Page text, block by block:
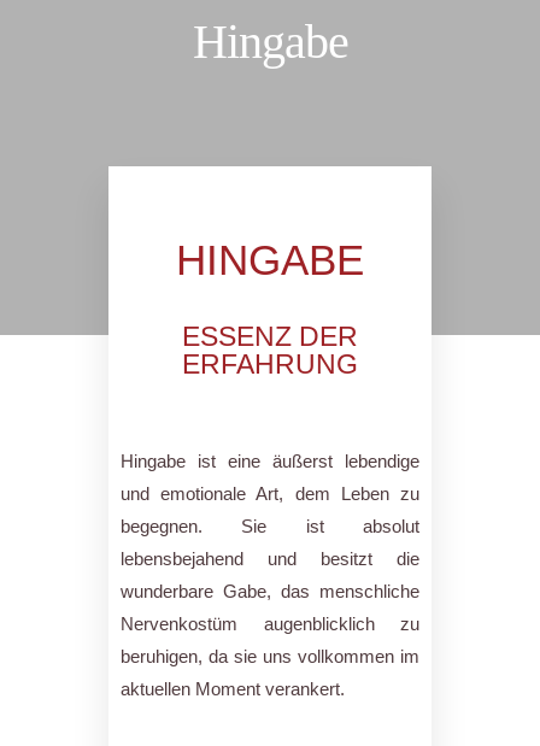
Hingabe
HINGABE
ESSENZ DER
ERFAHRUNG
Hingabe ist eine äußerst lebendige
und emotionale Art, dem Leben zu
begegnen. Sie ist absolut
lebensbejahend und besitzt die
wunderbare Gabe, das menschliche
Nervenkostüm augenblicklich zu
beruhigen, da sie uns vollkommen im
aktuellen Moment verankert.